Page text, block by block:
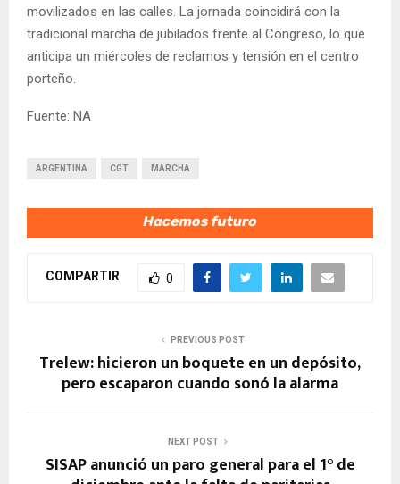
movilizados en las calles. La jornada coincidirá con la
tradicional marcha de jubilados frente al Congreso, lo que
anticipa un miércoles de reclamos y tensión en el centro
porteño.
Fuente: NA
ARGENTINA CGT MARCHA
COMPARTIR 0
PREVIOUS POST
Trelew: hicieron un boquete en un depósito,
pero escaparon cuando sonó la alarma
NEXT POST
SISAP anunció un paro general para el 1° de